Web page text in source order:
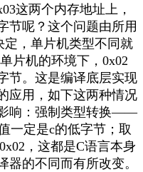
这两个内存地址上，
节呢？这个问题由所用
，单片机类型不同就
单片机的环境下， 0x02
节。这是编译底层实现
应用，如下这两种情况
响：强制类型转换——
一定是c的低字节；取
0x02 ，这都是C语言本身
器的不同而有所改变。